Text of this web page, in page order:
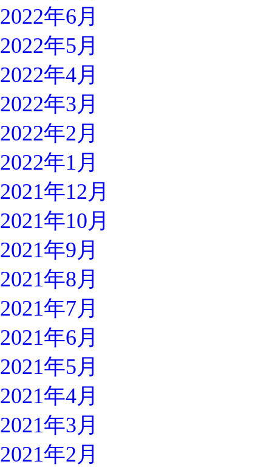
2022年6月
2022年5月
2022年4月
2022年3月
2022年2月
2022年1月
2021年12月
2021年10月
2021年9月
2021年8月
2021年7月
2021年6月
2021年5月
2021年4月
2021年3月
2021年2月